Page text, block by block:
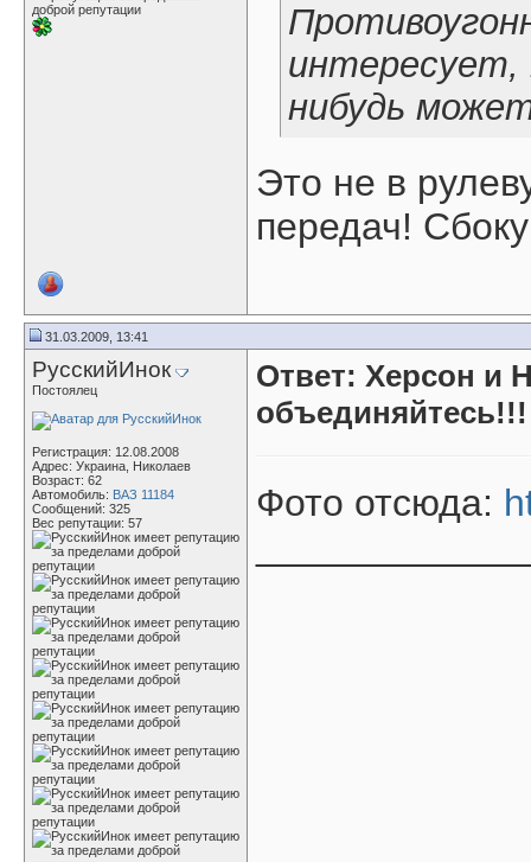
интересует,
нибудь
Это не в
передач!
31.03.2009, 13:41
РусскийИнок
Постоялец
Регистрация: 12.08.2008
Адрес: Украина, Николаев
Возраст: 62
Автомобиль: ВАЗ 11184
Сообщений: 325
Вес репутации: 57
Ответ: Херсон и
объединяйтесь!!!
Фото отсюда: